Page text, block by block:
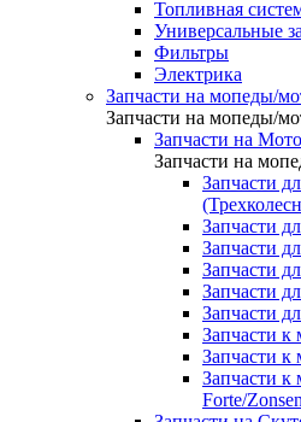
Топливная
Универсальные
Фильтры
Электрика
Запчасти на мопеды/
Запчасти на мопеды/
Запчасти на
Запчасти на
Запчасти
Запчасти
Запчасти
Запчасти
Запчасти
Запчасти
Запчасти к
Запчасти к
Запчасти к
Forte/